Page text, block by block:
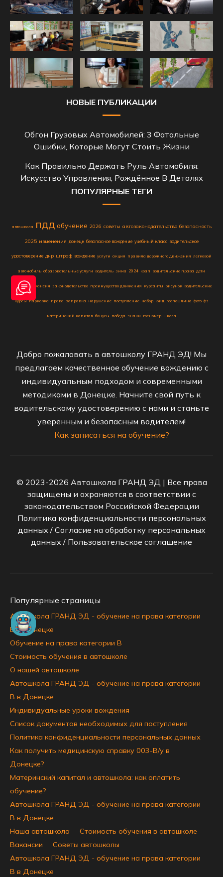
НОВЫЕ ПУБЛИКАЦИИ
Обгон Грузовых Автомобилей: 3 Фатальные
Ошибки, Которые Могут Стоить Жизни
Как Правильно Держать Руль Автомобиля:
Искусство Управления, Рождённое В Деталях
ПОПУЛЯРНЫЕ ТЕГИ
автошкола пдд обучение 2026 советы автозаконодательство безопасность
2025 изменения донецк безопасное вождение учебный класс водительское
удостоверение днр штраф вождение услуги акция правила дорожного движения легковой
автомобиль образовательные услуги водитель зима 2024 коап водительские права дети
конкурс вакансия законодательство преимущество движения курсанты рисунок водительские
курсы парковка права заправка нарушение поступление набор юид госпошлина фото фз
материнский капитал бонусы победа знаки госномер школа
Добро пожаловать в автошколу ГРАНД ЭД! Мы
предлагаем качественное обучение вождению с
индивидуальным подходом и современными
методиками в Донецке. Начните свой путь к
водительскому удостоверению с нами и станьте
уверенным и безопасным водителем!
Как записаться на обучение?
© 2023-2026 Автошкола ГРАНД ЭД | Все права
защищены и охраняются в соответствии с
законодательством Российской Федерации
Политика конфиденциальности персональных
данных / Согласие на обработку персональных
данных / Пользовательское соглашение
Популярные страницы
Автошкола ГРАНД ЭД - обучение на права категории
B в Донецке
Обучение на права категории B
Стоимость обучения в автошколе
О нашей автошколе
Автошкола ГРАНД ЭД - обучение на права категории
B в Донецке
Индивидуальные уроки вождения
Список документов необходимых для поступления
Политика конфиденциальности персональных данных
Как получить медицинскую справку 003-В/у в
Донецке?
Материнский капитал и автошкола: как оплатить
обучение?
Автошкола ГРАНД ЭД - обучение на права категории
B в Донецке
Наша автошкола
Стоимость обучения в автошколе
Вакансии
Советы автошколы
Автошкола ГРАНД ЭД - обучение на права категории
B в Донецке